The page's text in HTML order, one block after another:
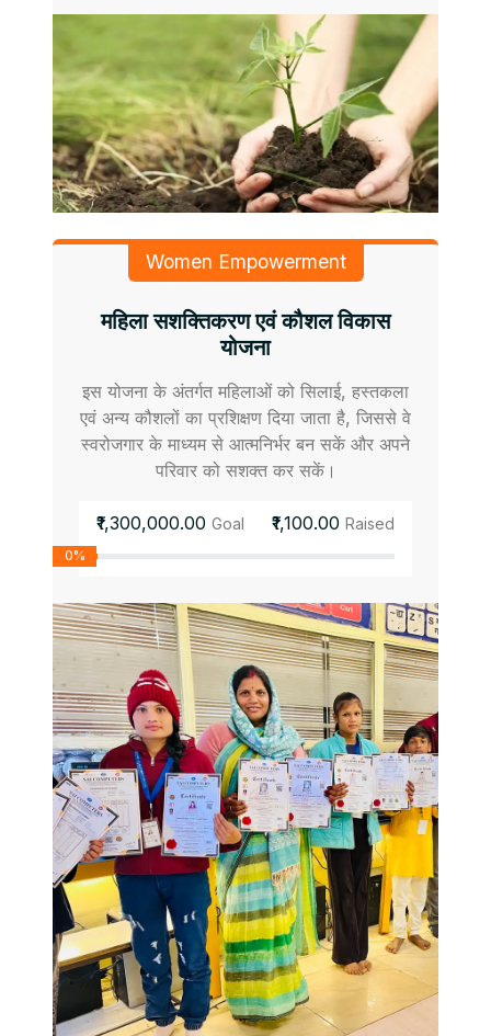
Women Empowerment
महिला सशक्तिकरण एवं कौशल विकास
योजना
इस योजना के अंतर्गत महिलाओं को सिलाई, हस्तकला
एवं अन्य कौशलों का प्रशिक्षण दिया जाता है, जिससे वे
स्वरोजगार के माध्यम से आत्मनिर्भर बन सकें और अपने
परिवार को सशक्त कर सकें।
₹1,300,000.00 Goal ₹1,100.00 Raised
0%